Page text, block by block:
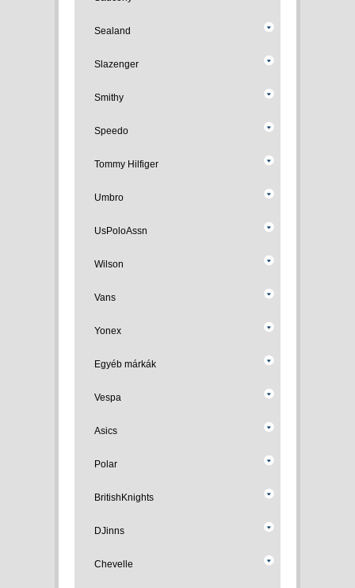
Sealand
Slazenger
Smithy
Speedo
Tommy Hilfiger
Umbro
UsPoloAssn
Wilson
Vans
Yonex
Egyéb márkák
Vespa
Asics
Polar
BritishKnights
DJinns
Chevelle